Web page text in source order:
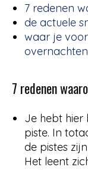
7 redenen
de actuele
waar je
overnachten
7 redenen
Je hebt hier
piste. In
de pistes
Het leent